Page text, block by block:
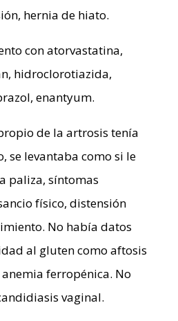
hernia de hiato.
con atorvastatina,
hidroclorotiazida,
enantyum.
de la artrosis tenía
se levantaba como si le
paliza, síntomas
físico, distensión
No había datos
al gluten como aftosis
ferropénica. No
vaginal.